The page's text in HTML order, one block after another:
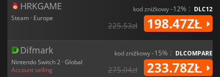
HRKGAME
Steam · Europe
kod zniżkowy-12% : DLC12
225.53zł 198.47ZŁ
Difmark
Nintendo Switch 2 · Global
Account selling
kod zniżkowy-15% : DLCOMPARE
275.04zł 233.78ZŁ